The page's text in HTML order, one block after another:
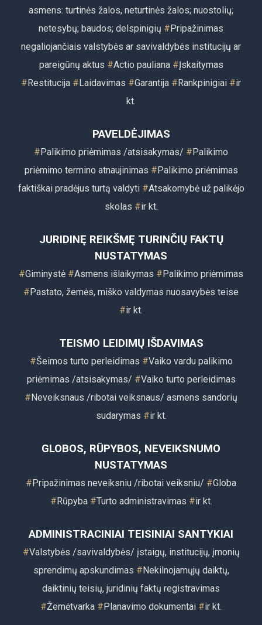
asmens: turtinės žalos, neturtinės žalos; nuostolių;
netesybų; baudos; delspinigių #Pripažinimas
negaliojančiais valstybės ar savivaldybės institucijų ar
pareigūnų aktus #Actio pauliana #Įskaitymas
#Restitucija #Laidavimas #Garantija #Rankpinigiai #ir
kt.
PAVELDĖJIMAS
#Palikimo priėmimas /atsisakymas/ #Palikimo
priėmimo termino atnaujinimas #Palikimo priėmimas
faktiškai pradėjus turtą valdyti #Atsakomybė už palikėjo
skolas #ir kt.
JURIDINĘ REIKŠMĘ TURINČIŲ FAKTŲ
NUSTATYMAS
#Giminystė #Asmens išlaikymas #Palikimo priėmimas
#Pastato, žemės, miško valdymas nuosavybės teise
#ir kt.
TEISMO LEIDIMŲ IŠDAVIMAS
#Šeimos turto perleidimas #Vaiko vardu palikimo
priėmimas /atsisakymas/ #Vaiko turto perleidimas
#Neveiksnaus /ribotai veiksnaus/ asmens sandorių
sudarymas #ir kt.
GLOBOS, RŪPYBOS, NEVEIKSNUMO
NUSTATYMAS
#Pripažinimas neveiksniu /ribotai veiksniu/ #Globa
#Rūpyba #Turto administravimas #ir kt.
ADMINISTRACINIAI TEISINIAI SANTYKIAI
#Valstybės /savivaldybės/ įstaigų, institucijų, įmonių
sprendimų apskundimas #Nekilnojamųjų daiktų,
daiktinių teisių, juridinių faktų registravimas
#Žemėtvarka #Planavimo dokumentai #ir kt.